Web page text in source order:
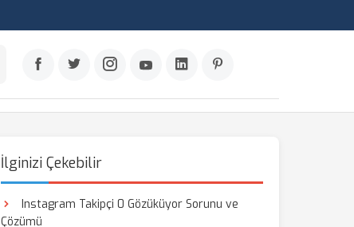
İlginizi Çekebilir
Instagram Takipçi 0 Gözüküyor Sorunu ve
Çözümü